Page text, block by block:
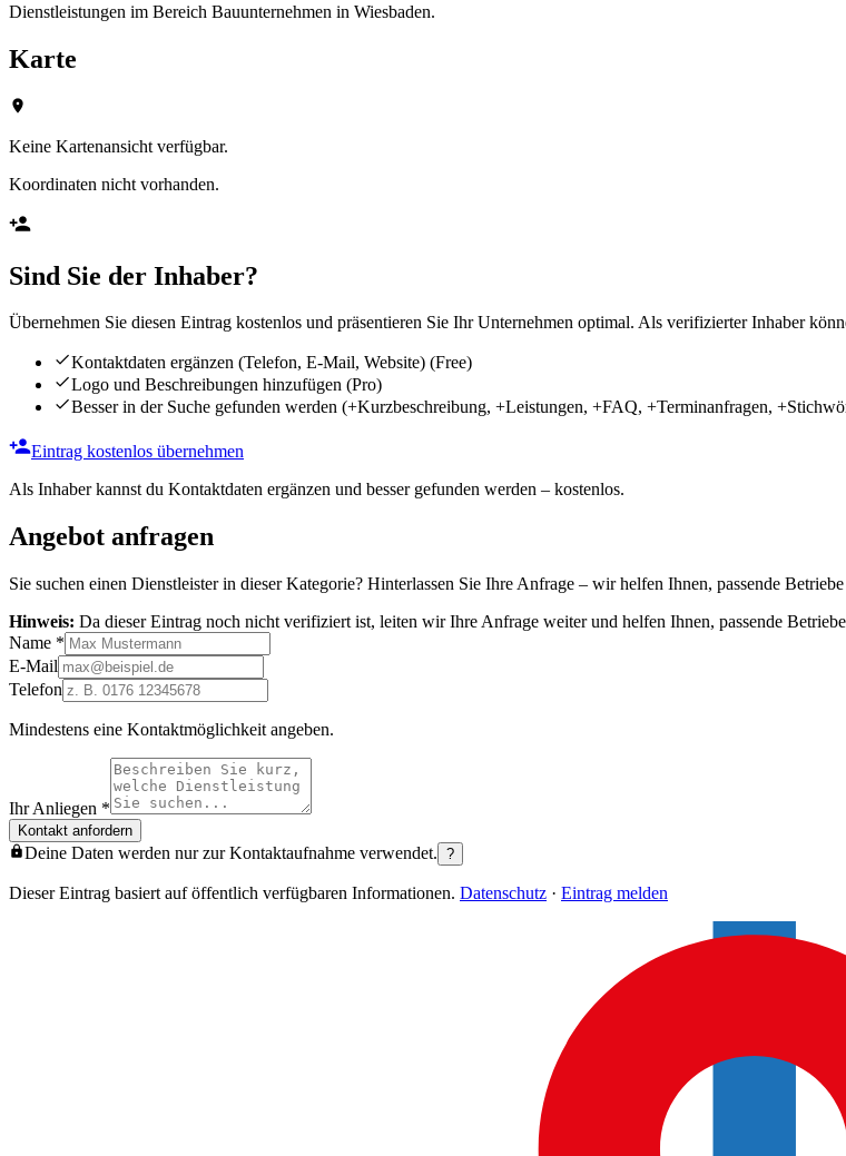
Dienstleistungen im Bereich Bauunternehmen in Wiesbaden.
Karte
Keine Kartenansicht verfügbar.
Koordinaten nicht vorhanden.
Sind Sie der Inhaber?
Übernehmen Sie diesen Eintrag kostenlos und präsentieren Sie Ihr Unternehmen optimal. Als verifizierter Inhaber
Kontaktdaten ergänzen (Telefon, E-Mail, Website) (Free)
Logo und Beschreibungen hinzufügen (Pro)
Besser in der Suche gefunden werden (+Kurzbeschreibung, +Leistungen, +FAQ, +Terminanfragen,
Eintrag kostenlos übernehmen
Als Inhaber kannst du Kontaktdaten ergänzen und besser gefunden werden – kostenlos.
Angebot anfragen
Sie suchen einen Dienstleister in dieser Kategorie? Hinterlassen Sie Ihre Anfrage – wir helfen Ihnen, passende
Hinweis: Da dieser Eintrag noch nicht verifiziert ist, leiten wir Ihre Anfrage weiter und helfen Ihnen, passende
Name *
E-Mail
Telefon
Mindestens eine Kontaktmöglichkeit angeben.
Ihr Anliegen *
Kontakt anfordern
Deine Daten werden nur zur Kontaktaufnahme verwendet. ?
Dieser Eintrag basiert auf öffentlich verfügbaren Informationen. Datenschutz · Eintrag melden